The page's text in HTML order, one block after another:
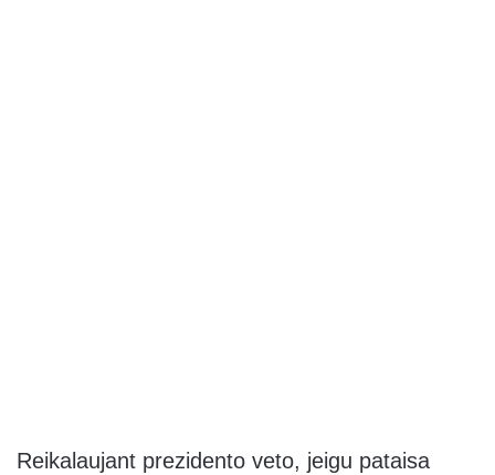
Reikalaujant prezidento veto, jeigu pataisa